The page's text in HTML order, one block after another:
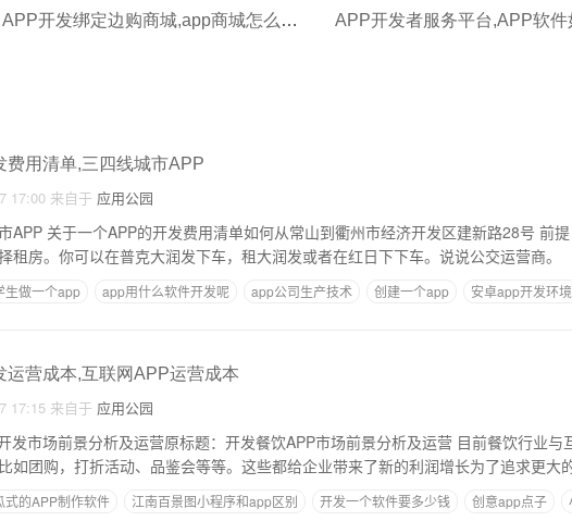
APP开发绑定边购商城,app商城怎么开发的
费用清单,三四线城市APP
17:00 来自于 应用公园
发区建新路28号 前提，乘坐普通乘客还
租房。你可以在普克大润发下车，租大润发或者在红日下下车。说说公交运营商。
生做一个app app用什么软件开发呢 app公司生产技术 创建一个app
安卓app开发环境
运营成本,互联网APP运营成本
17:15 来自于 应用公园
场前景分析及运营原标题：开发餐饮APP市场前景分析及运营 目前餐饮行业与互联网的合作方式
如团购，打折活动、品鉴会等等。这些都给企业带来了新的利润增长为了追求更大
式的APP制作软件 江南百景图小程序和app区别 开发一个软件要多少钱 创意app点子